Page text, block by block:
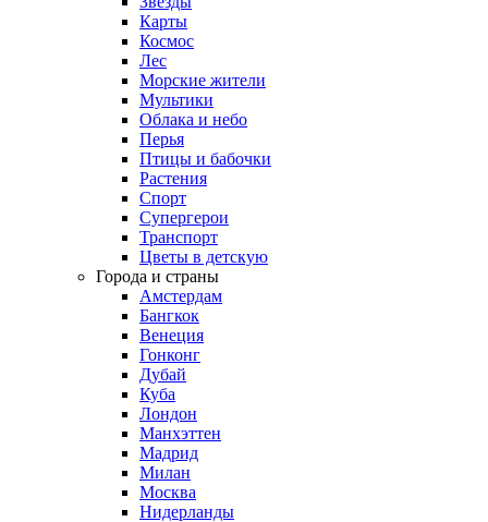
Карты
Космос
Лес
Морские жители
Мультики
Облака и небо
Перья
Птицы и бабочки
Растения
Спорт
Супергерои
Транспорт
Цветы в детскую
Города и страны
Амстердам
Бангкок
Венеция
Гонконг
Дубай
Куба
Лондон
Манхэттен
Мадрид
Милан
Москва
Нидерланды